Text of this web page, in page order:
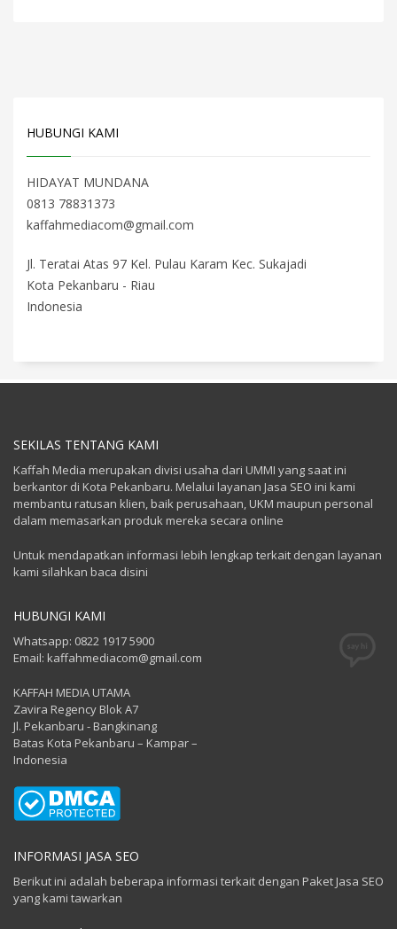
HUBUNGI KAMI
HIDAYAT MUNDANA
0813 78831373
kaffahmediacom@gmail.com
Jl. Teratai Atas 97 Kel. Pulau Karam Kec. Sukajadi
Kota Pekanbaru - Riau
Indonesia
SEKILAS TENTANG KAMI
Kaffah Media merupakan divisi usaha dari UMMI yang saat ini
berkantor di Kota Pekanbaru. Melalui layanan Jasa SEO ini kami
membantu ratusan klien, baik perusahaan, UKM maupun personal
dalam memasarkan produk mereka secara online
Untuk mendapatkan informasi lebih lengkap terkait dengan layanan
kami silahkan baca disini
HUBUNGI KAMI
Whatsapp: 0822 1917 5900
Email: kaffahmediacom@gmail.com
KAFFAH MEDIA UTAMA
Zavira Regency Blok A7
Jl. Pekanbaru - Bangkinang
Batas Kota Pekanbaru – Kampar –
Indonesia
INFORMASI JASA SEO
Berikut ini adalah beberapa informasi terkait dengan Paket Jasa SEO
yang kami tawarkan